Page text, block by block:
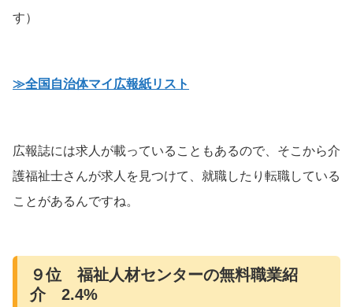
す）
≫全国自治体マイ広報紙リスト
広報誌には求人が載っていることもあるので、そこから介
護福祉士さんが求人を見つけて、就職したり転職している
ことがあるんですね。
９位 福祉人材センターの無料職業紹
介 2.4%